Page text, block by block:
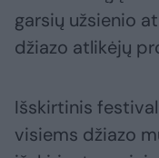
garsių užsienio
džiazo atlikėjų
Išskirtinis
visiems džiazo